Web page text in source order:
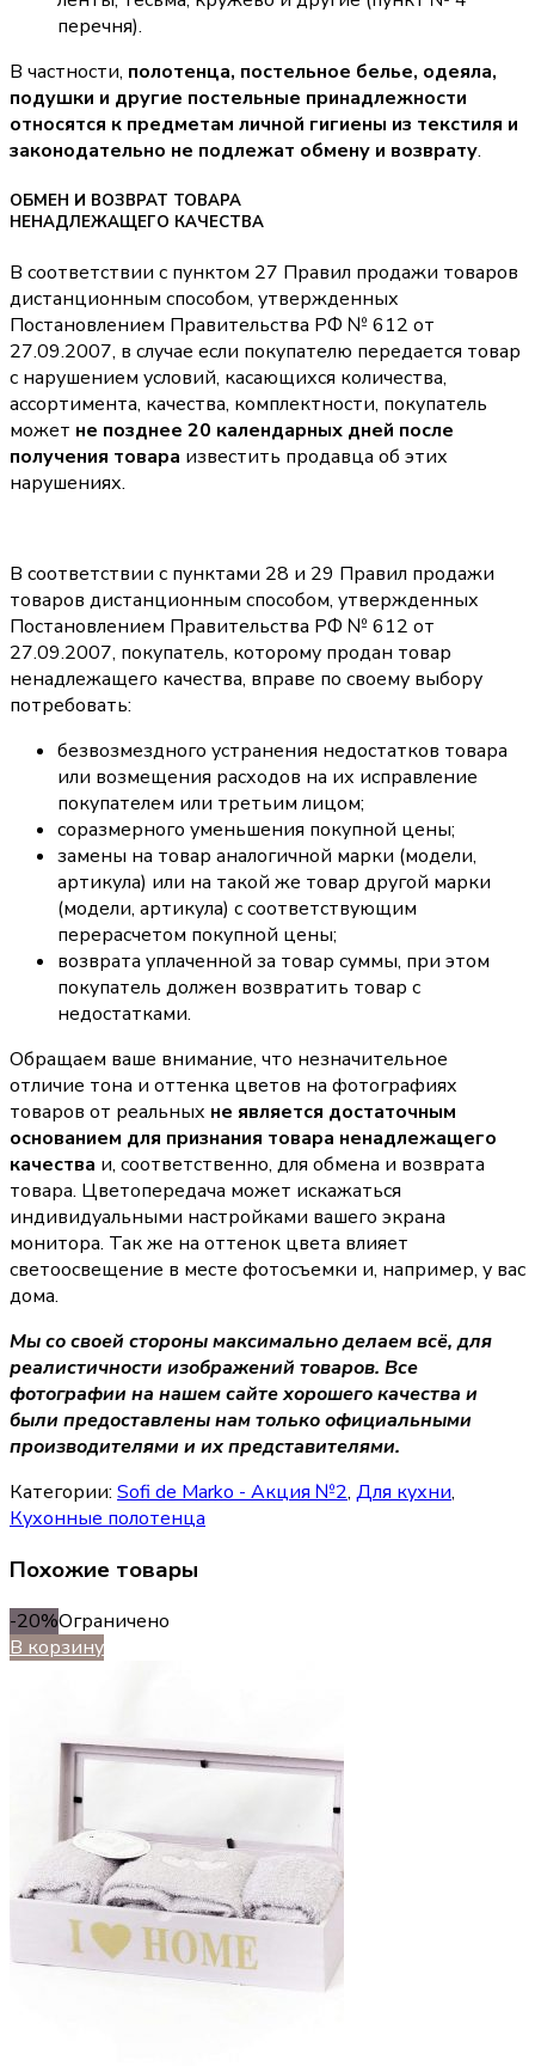
перечня).
В частности, полотенца, постельное белье, одеяла,
подушки и другие постельные принадлежности
относятся к предметам личной гигиены из текстиля и
законодательно не подлежат обмену и возврату.
ОБМЕН И ВОЗВРАТ ТОВАРА
НЕНАДЛЕЖАЩЕГО КАЧЕСТВА
В соответствии с пунктом 27 Правил продажи товаров
дистанционным способом, утвержденных
Постановлением Правительства РФ № 612 от
27.09.2007, в случае если покупателю передается товар
с нарушением условий, касающихся количества,
ассортимента, качества, комплектности, покупатель
может не позднее 20 календарных дней после
получения товара известить продавца об этих
нарушениях.
В соответствии с пунктами 28 и 29 Правил продажи
товаров дистанционным способом, утвержденных
Постановлением Правительства РФ № 612 от
27.09.2007, покупатель, которому продан товар
ненадлежащего качества, вправе по своему выбору
потребовать:
безвозмездного устранения недостатков товара
или возмещения расходов на их исправление
покупателем или третьим лицом;
соразмерного уменьшения покупной цены;
замены на товар аналогичной марки (модели,
артикула) или на такой же товар другой марки
(модели, артикула) с соответствующим
перерасчетом покупной цены;
возврата уплаченной за товар суммы, при этом
покупатель должен возвратить товар с
недостатками.
Обращаем ваше внимание, что незначительное
отличие тона и оттенка цветов на фотографиях
товаров от реальных не является достаточным
основанием для признания товара ненадлежащего
качества и, соответственно, для обмена и возврата
товара. Цветопередача может искажаться
индивидуальными настройками вашего экрана
монитора. Так же на оттенок цвета влияет
светоосвещение в месте фотосъемки и, например, у вас
дома.
Мы со своей стороны максимально делаем всё, для
реалистичности изображений товаров. Все
фотографии на нашем сайте хорошего качества и
были предоставлены нам только официальными
производителями и их представителями.
Категории: Sofi de Marko - Акция №2, Для кухни,
Кухонные полотенца
Похожие товары
-20%Ограничено
В корзину